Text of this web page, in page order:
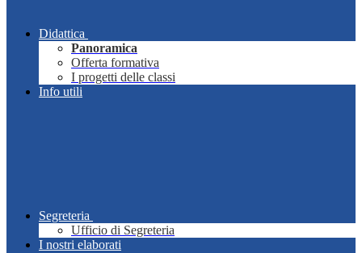
Didattica
Panoramica
Offerta formativa
I progetti delle classi
Info utili
Segreteria
Ufficio di Segreteria
I nostri elaborati